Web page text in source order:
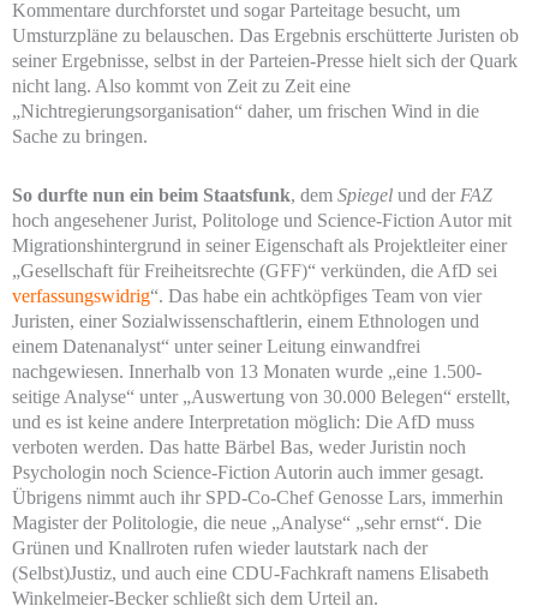
Kommentare durchforstet und sogar Parteitage besucht, um
Umsturzpläne zu belauschen. Das Ergebnis erschütterte Juristen ob
seiner Ergebnisse, selbst in der Parteien-Presse hielt sich der Quark
nicht lang. Also kommt von Zeit zu Zeit eine
„Nichtregierungsorganisation“ daher, um frischen Wind in die
Sache zu bringen.
So durfte nun ein beim Staatsfunk, dem Spiegel und der FAZ
hoch angesehener Jurist, Politologe und Science-Fiction Autor mit
Migrationshintergrund in seiner Eigenschaft als Projektleiter einer
„Gesellschaft für Freiheitsrechte (GFF)“ verkünden, die AfD sei
verfassungswidrig“. Das habe ein achtköpfiges Team von vier
Juristen, einer Sozialwissenschaftlerin, einem Ethnologen und
einem Datenanalyst“ unter seiner Leitung einwandfrei
nachgewiesen. Innerhalb von 13 Monaten wurde „eine 1.500-
seitige Analyse“ unter „Auswertung von 30.000 Belegen“ erstellt,
und es ist keine andere Interpretation möglich: Die AfD muss
verboten werden. Das hatte Bärbel Bas, weder Juristin noch
Psychologin noch Science-Fiction Autorin auch immer gesagt.
Übrigens nimmt auch ihr SPD-Co-Chef Genosse Lars, immerhin
Magister der Politologie, die neue „Analyse“ „sehr ernst“. Die
Grünen und Knallroten rufen wieder lautstark nach der
(Selbst)Justiz, und auch eine CDU-Fachkraft namens Elisabeth
Winkelmeier-Becker schließt sich dem Urteil an.